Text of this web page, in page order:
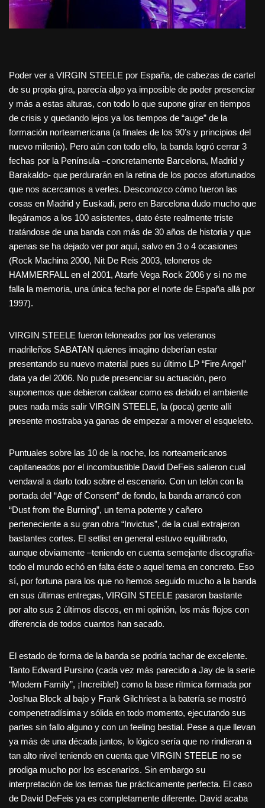
Poder ver a VIRGIN STEELE por España, de cabezas de cartel
de su propia gira, parecía algo ya imposible de poder presenciar
y más a estas alturas, con todo lo que supone girar en tiempos
de crisis y quedando lejos ya los tiempos de “auge” de la
formación norteamericana (a finales de los 90’s y principios del
nuevo milenio). Pero aún con todo ello, la banda logró cerrar 3
fechas por la Península –concretamente Barcelona, Madrid y
Barakaldo- que perdurarán en la retina de los pocos afortunados
que nos acercamos a verles. Desconozco cómo fueron las
cosas en Madrid y Euskadi, pero en Barcelona dudo mucho que
llegáramos a los 100 asistentes, dato éste realmente triste
tratándose de una banda con más de 30 años de historia y que
apenas se ha dejado ver por aquí, salvo en 3 o 4 ocasiones
(Rock Machina 2000, Nit De Reis 2003, teloneros de
HAMMERFALL en el 2001, Atarfe Vega Rock 2006 y si no me
falla la memoria, una única fecha por el norte de España allá por
1997).
VIRGIN STEELE fueron teloneados por los veteranos
madrileños SABATAN quienes imagino deberían estar
presentando su nuevo material pues su último LP “Fire Angel”
data ya del 2006. No pude presenciar su actuación, pero
suponemos que debieron caldear como es debido el ambiente
pues nada más salir VIRGIN STEELE, la (poca) gente allí
presente mostraba ya ganas de empezar a mover el esqueleto.
Puntuales sobre las 10 de la noche, los norteamericanos
capitaneados por el incombustible David DeFeis salieron cual
vendaval a darlo todo sobre el escenario. Con un telón con la
portada del “Age of Consent” de fondo, la banda arrancó con
“Dust from the Burning”, un tema potente y cañero
perteneciente a su gran obra “Invictus”, de la cual extrajeron
bastantes cortes. El setlist en general estuvo equilibrado,
aunque obviamente –teniendo en cuenta semejante discografía-
todo el mundo echó en falta éste o aquel tema en concreto. Eso
sí, por fortuna para los que no hemos seguido mucho a la banda
en sus últimas entregas, VIRGIN STEELE pasaron bastante
por alto sus 2 últimos discos, en mi opinión, los más flojos con
diferencia de todos cuantos han sacado.
El estado de forma de la banda se podría tachar de excelente.
Tanto Edward Pursino (cada vez más parecido a Jay de la serie
“Modern Family”, ¡Increíble!) como la base rítmica formada por
Joshua Block al bajo y Frank Gilchriest a la batería se mostró
compenetradísima y sólida en todo momento, ejecutando sus
partes sin fallo alguno y con un feeling bestial. Pese a que llevan
ya más de una década juntos, lo lógico sería que no rindieran a
tan alto nivel teniendo en cuenta que VIRGIN STEELE no se
prodiga mucho por los escenarios. Sin embargo su
interpretación de los temas fue prácticamente perfecta. El caso
de David DeFeis ya es completamente diferente. David acaba